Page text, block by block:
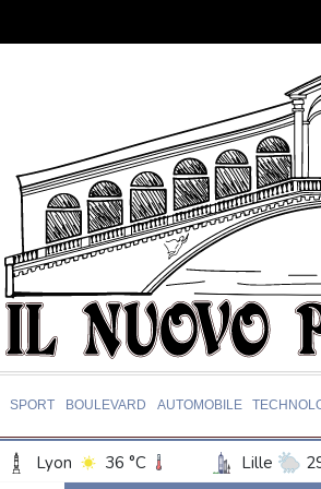
SPORT BOULEVARD AUTOMOBILE
Lyon 36 °C Lille